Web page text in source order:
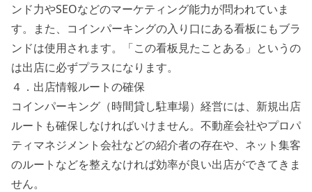
ンド力やSEOなどのマーケティング能力が問われていま
す。また、コインパーキングの入り口にある看板にもブラ
ンドは使用されます。「この看板見たことある」というの
は出店に必ずプラスになります。
４．出店情報ルートの確保
コインパーキング（時間貸し駐車場）経営には、新規出店
ルートも確保しなければいけません。不動産会社やプロパ
ティマネジメント会社などの紹介者の存在や、ネット集客
のルートなどを整えなければ効率が良い出店ができてきま
せん。